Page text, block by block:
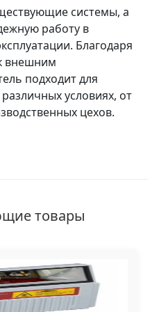
системы, а
работу в
Благодаря
внешним
подходит для
условиях, от
цехов.
товары